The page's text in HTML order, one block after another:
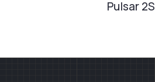
Pulsar 2S